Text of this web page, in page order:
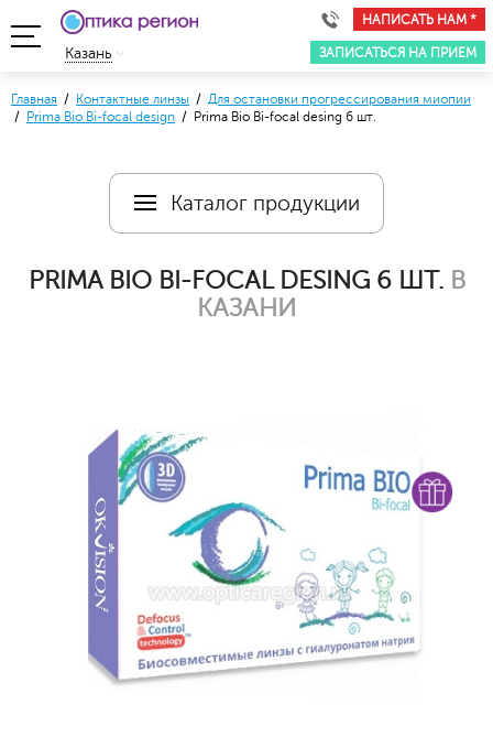
НАПИСАТЬ НАМ *
ЗАПИСАТЬСЯ НА ПРИЕМ
Казань
Главная / Контактные линзы / Для остановки прогрессирования миопии
/ Prima Bio Bi-focal design / Prima Bio Bi-focal desing 6 шт.
Каталог продукции
PRIMA BIO BI-FOCAL DESING 6 ШТ.В
КАЗАНИ